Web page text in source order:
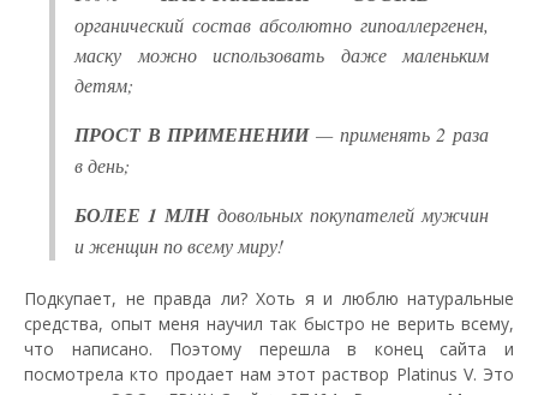
органический состав абсолютно гипоаллергенен,
маску можно использовать даже маленьким
детям;
ПРОСТ В ПРИМЕНЕНИИ— применять 2 раза
в день;
БОЛЕЕ 1 МЛНдовольных покупателей мужчин
и женщин по всему миру!
Подкупает, не правда ли? Хоть я и люблю натуральные
средства, опыт меня научил так быстро не верить всему,
что написано. Поэтому перешла в конец сайта и
посмотрела кто продает нам этот раствор Platinus V. Это